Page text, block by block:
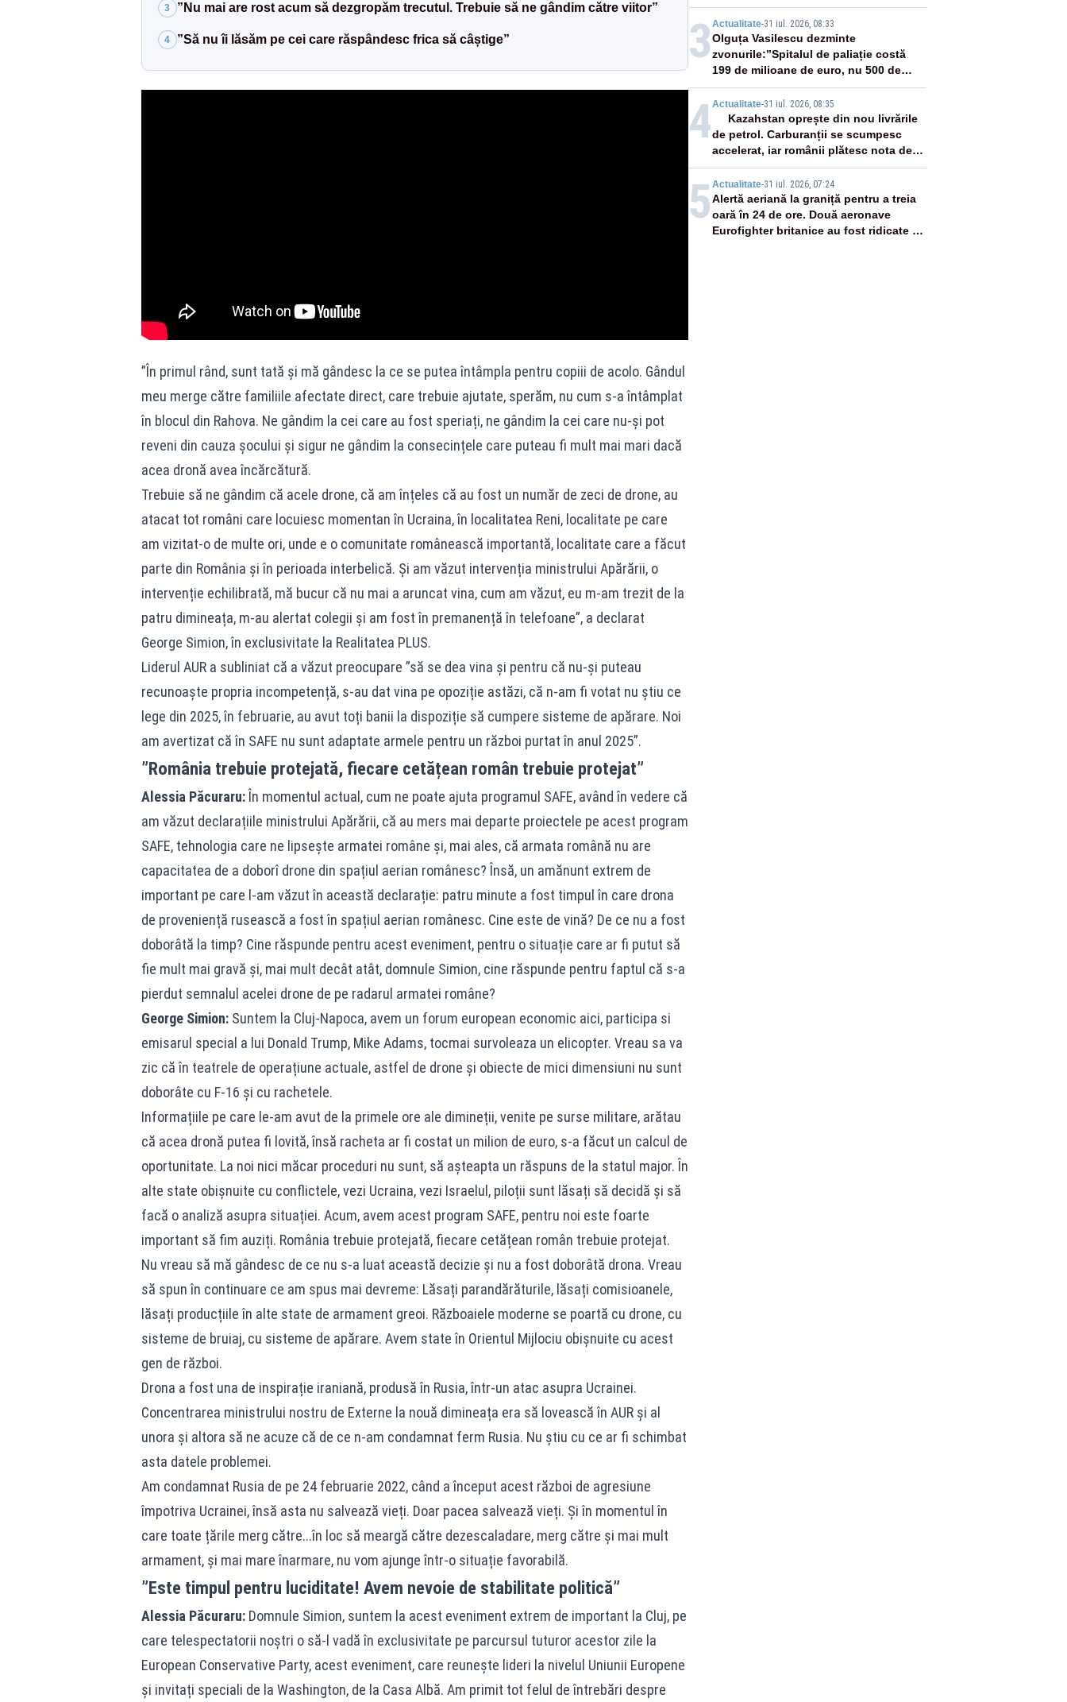
3 ”Nu mai are rost acum să dezgropăm trecutul. Trebuie să ne gândim către viitor”
4 ”Să nu îi lăsăm pe cei care răspândesc frica să câștige”
”În primul rând, sunt tată și mă gândesc la ce se putea întâmpla pentru copiii de acolo. Gândul
meu merge către familiile afectate direct, care trebuie ajutate, sperăm, nu cum s-a întâmplat
în blocul din Rahova. Ne gândim la cei care au fost speriați, ne gândim la cei care nu-și pot
reveni din cauza șocului și sigur ne gândim la consecințele care puteau fi mult mai mari dacă
acea dronă avea încărcătură.
Trebuie să ne gândim că acele drone, că am înțeles că au fost un număr de zeci de drone, au
atacat tot români care locuiesc momentan în Ucraina, în localitatea Reni, localitate pe care
am vizitat-o de multe ori, unde e o comunitate românească importantă, localitate care a făcut
parte din România și în perioada interbelică. Și am văzut intervenția ministrului Apărării, o
intervenție echilibrată, mă bucur că nu mai a aruncat vina, cum am văzut, eu m-am trezit de la
patru dimineața, m-au alertat colegii și am fost în premanență în telefoane”, a declarat
George Simion, în exclusivitate la Realitatea PLUS.
Liderul AUR a subliniat că a văzut preocupare ”să se dea vina și pentru că nu-și puteau
recunoaște propria incompetență, s-au dat vina pe opoziție astăzi, că n-am fi votat nu știu ce
lege din 2025, în februarie, au avut toți banii la dispoziție să cumpere sisteme de apărare. Noi
am avertizat că în SAFE nu sunt adaptate armele pentru un război purtat în anul 2025”.
”România trebuie protejată, fiecare cetățean român trebuie protejat”
Alessia Păcuraru: În momentul actual, cum ne poate ajuta programul SAFE, având în vedere că
am văzut declarațiile ministrului Apărării, că au mers mai departe proiectele pe acest program
SAFE, tehnologia care ne lipsește armatei române și, mai ales, că armata română nu are
capacitatea de a doborî drone din spațiul aerian românesc? Însă, un amănunt extrem de
important pe care l-am văzut în această declarație: patru minute a fost timpul în care drona
de proveniență rusească a fost în spațiul aerian românesc. Cine este de vină? De ce nu a fost
doborâtă la timp? Cine răspunde pentru acest eveniment, pentru o situație care ar fi putut să
fie mult mai gravă și, mai mult decât atât, domnule Simion, cine răspunde pentru faptul că s-a
pierdut semnalul acelei drone de pe radarul armatei române?
George Simion: Suntem la Cluj-Napoca, avem un forum european economic aici, participa si
emisarul special a lui Donald Trump, Mike Adams, tocmai survoleaza un elicopter. Vreau sa va
zic că în teatrele de operațiune actuale, astfel de drone și obiecte de mici dimensiuni nu sunt
doborâte cu F-16 și cu rachetele.
Informațiile pe care le-am avut de la primele ore ale dimineții, venite pe surse militare, arătau
că acea dronă putea fi lovită, însă racheta ar fi costat un milion de euro, s-a făcut un calcul de
oportunitate. La noi nici măcar proceduri nu sunt, să așteapta un răspuns de la statul major. În
alte state obișnuite cu conflictele, vezi Ucraina, vezi Israelul, piloții sunt lăsați să decidă și să
facă o analiză asupra situației. Acum, avem acest program SAFE, pentru noi este foarte
important să fim auziți. România trebuie protejată, fiecare cetățean român trebuie protejat.
Nu vreau să mă gândesc de ce nu s-a luat această decizie și nu a fost doborâtă drona. Vreau
să spun în continuare ce am spus mai devreme: Lăsați parandărăturile, lăsați comisioanele,
lăsați producțiile în alte state de armament greoi. Războaiele moderne se poartă cu drone, cu
sisteme de bruiaj, cu sisteme de apărare. Avem state în Orientul Mijlociu obișnuite cu acest
gen de război.
Drona a fost una de inspirație iraniană, produsă în Rusia, într-un atac asupra Ucrainei.
Concentrarea ministrului nostru de Externe la nouă dimineața era să lovească în AUR și al
unora și altora să ne acuze că de ce n-am condamnat ferm Rusia. Nu știu cu ce ar fi schimbat
asta datele problemei.
Am condamnat Rusia de pe 24 februarie 2022, când a început acest război de agresiune
împotriva Ucrainei, însă asta nu salvează vieți. Doar pacea salvează vieți. Și în momentul în
care toate țările merg către...în loc să meargă către dezescaladare, merg către și mai mult
armament, și mai mare înarmare, nu vom ajunge într-o situație favorabilă.
”Este timpul pentru luciditate! Avem nevoie de stabilitate politică”
Alessia Păcuraru: Domnule Simion, suntem la acest eveniment extrem de important la Cluj, pe
care telespectatorii noștri o să-l vadă în exclusivitate pe parcursul tuturor acestor zile la
European Conservative Party, acest eveniment, care reunește lideri la nivelul Uniunii Europene
și invitați speciali de la Washington, de la Casa Albă. Am primit tot felul de întrebări despre
3 Actualitate-31 iul. 2026, 08:33
Olguța Vasilescu dezminte
zvonurile:”Spitalul de paliație costă
199 de milioane de euro, nu 500 de
milioane”
4Actualitate-31 iul. 2026, 08:35
Kazahstan oprește din nou livrările
de petrol. Carburanții se scumpesc
accelerat, iar românii plătesc nota de
plată
5 Actualitate-31 iul. 2026, 07:24
Alertă aeriană la graniță pentru a treia
oară în 24 de ore. Două aeronave
Eurofighter britanice au fost ridicate de